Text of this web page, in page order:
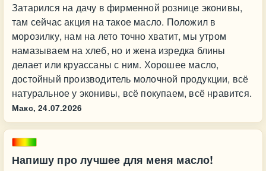
Затарился на дачу в фирменной рознице эконивы,
там сейчас акция на такое масло. Положил в
морозилку, нам на лето точно хватит, мы утром
намазываем на хлеб, но и жена изредка блины
делает или круассаны с ним. Хорошее масло,
достойный производитель молочной продукции, всё
натуральное у эконивы, всё покупаем, всё нравится.
Макс, 24.07.2026
Напишу про лучшее для меня масло!